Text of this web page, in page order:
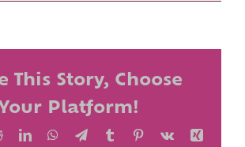
This Story, Choose
Platform!
RedditLinkedInWhatsApp
TelegramTumblr Pinterest
Vk
Xing